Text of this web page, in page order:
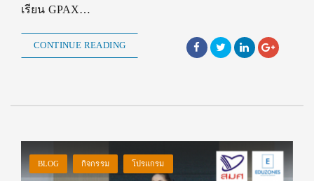
เรียน GPAX…
CONTINUE READING
BLOG กิจกรรม โปรแกรม